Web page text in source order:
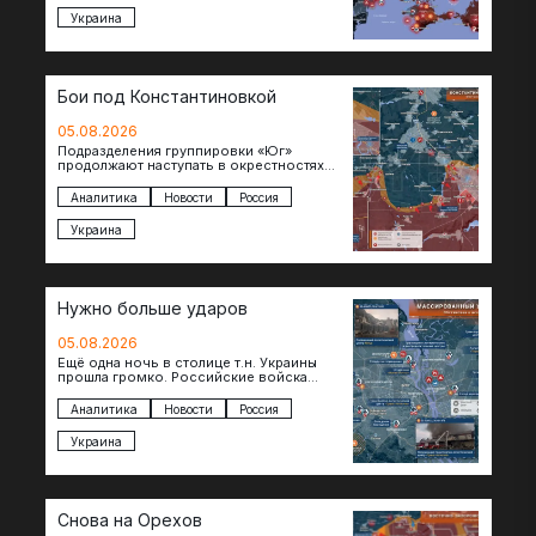
Украина
Бои под Константиновкой
05.08.2026
Подразделения группировки «Юг»
продолжают наступать в окрестностях
города. Пока на восточном фланге идут
ожесточенные бои за окраины…
Аналитика Новости Россия
Украина
Нужно больше ударов
05.08.2026
Ещё одна ночь в столице т.н. Украины
прошла громко. Российские войска
объекты и предприятия в Киеве и
окрестностях….
Аналитика Новости Россия
Украина
Снова на Орехов